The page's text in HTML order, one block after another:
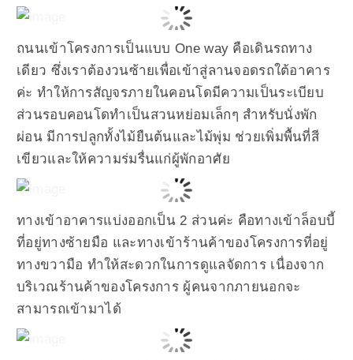
ถนนเข้าโครงการเป็นแบบ One way คือเดินรถทาง
เดียว ซึ่งเราต้องวนซ้ายเพื่อเข้าสู่ลานจอดรถใต้อาคาร
ค่ะ ทำให้การสัญจรภายในคอนโดมีความเป็นระเบียบ
ส่วนรอบคอนโดทำเป็นสวนหย่อมเล็กๆ สำหรับนั่งพัก
ผ่อน มีการปลูกทั้งไม้ยืนต้นและไม้พุ่ม ช่วยเพิ่มพื้นที่สี
เขียวและให้ความร่มรื่นแก่ผู้พักอาศัย
ทางเข้าอาคารแบ่งออกเป็น 2 ส่วนค่ะ คือทางเข้าล็อบบี้
ที่อยู่ทางซ้ายมือ และทางเข้าร้านค้าของโครงการที่อยู่
ทางขวามือ ทำให้สะดวกในการดูแลจัดการ เนื่องจาก
บริเวณร้านค้าของโครงการ ผู้คนจากภายนอกจะ
สามารถเข้ามาได้